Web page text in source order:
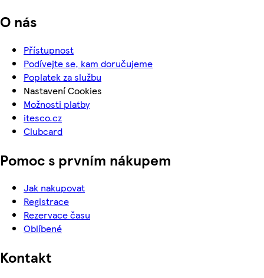
O nás
Přístupnost
Podívejte se, kam doručujeme
Poplatek za službu
Nastavení Cookies
Možnosti platby
itesco.cz
Clubcard
Pomoc s prvním nákupem
Jak nakupovat
Registrace
Rezervace času
Oblíbené
Kontakt